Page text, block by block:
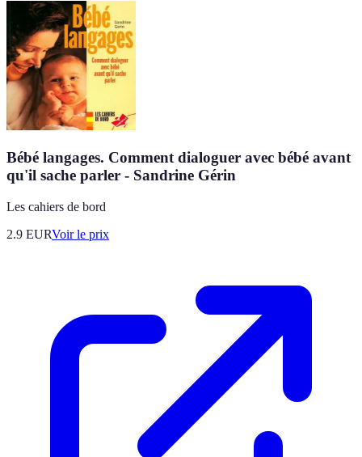
Bébé langages. Comment dialoguer avec bébé avant
qu'il sache parler - Sandrine Gérin
Les cahiers de bord
2.9 EURVoir le prix